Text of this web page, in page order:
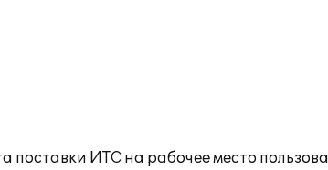
поставки ИТС на рабочее место